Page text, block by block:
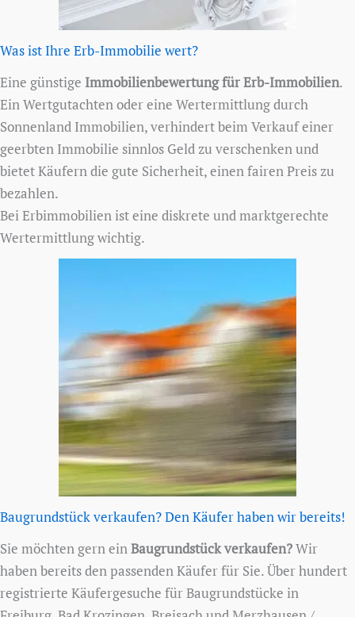
Was ist Ihre Erb-Immobilie wert?
Eine günstige Immobilienbewertung für Erb-Immobilien.
Ein Wertgutachten oder eine Wertermittlung durch
Sonnenland Immobilien, verhindert beim Verkauf einer
geerbten Immobilie sinnlos Geld zu verschenken und
bietet Käufern die gute Sicherheit, einen fairen Preis zu
bezahlen.
Bei Erbimmobilien ist eine diskrete und marktgerechte
Wertermittlung wichtig.
Baugrundstück verkaufen? Den Käufer haben wir bereits!
Sie möchten gern einBaugrundstück verkaufen?Wir
haben bereits den passenden Käufer für Sie. Über hundert
registrierte Käufergesuche für Baugrundstücke in